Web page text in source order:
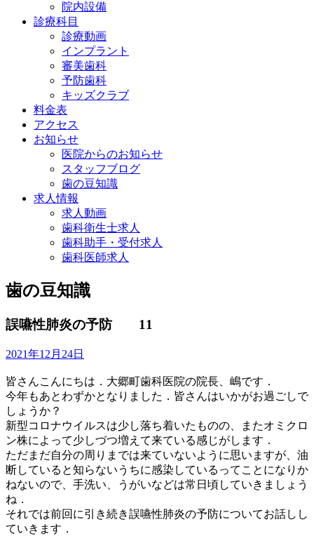
院内設備
診療科目
診療動画
インプラント
審美歯科
予防歯科
キッズクラブ
料金表
アクセス
お知らせ
医院からのお知らせ
スタッフブログ
歯の豆知識
求人情報
求人動画
歯科衛生士求人
歯科助手・受付求人
歯科医師求人
歯の豆知識
誤嚥性肺炎の予防 11
2021年12月24日
皆さんこんにちは．大郷町歯科医院の院長、嶋です．
今年もあとわずかとなりました．皆さんはいかがお過ごしで
しょうか？
新型コロナウイルスは少し落ち着いたものの、またオミクロ
ン株によって少しづつ増えて来ている感じがします．
ただまだ自分の周りまでは来ていないように思いますが、油
断していると知らないうちに感染しているってことになりか
ねないので、手洗い、うがいなどは常日頃していきましょう
ね．
それでは前回に引き続き誤嚥性肺炎の予防についてお話しし
ていきます．